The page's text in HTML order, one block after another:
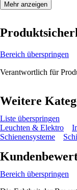
Mehr anzeigen
Bereich überspringen
Verantwortlich für
Weitere
Liste überspringen
Leuchten & Elektro
Schienensysteme
Bereich überspringen